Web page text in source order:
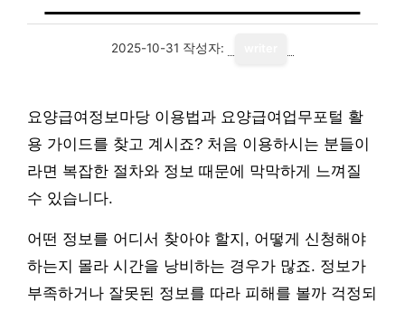
2025-10-31 작성자:
요양급여정보마당 이용법과 요양급여업무포털 활
용 가이드를 찾고 계시죠? 처음 이용하시는 분들이
라면 복잡한 절차와 정보 때문에 막막하게 느껴질
수 있습니다.
어떤 정보를 어디서 찾아야 할지, 어떻게 신청해야
하는지 몰라 시간을 낭비하는 경우가 많죠. 정보가
부족하거나 잘못된 정보를 따라 피해를 볼까 걱정되